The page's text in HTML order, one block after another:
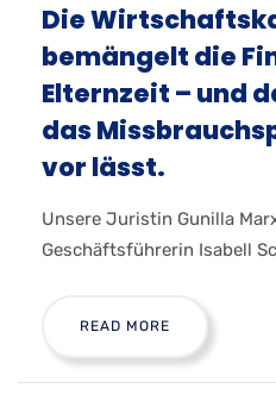
Die
bemängelt die
Elternzeit – und
das
vor lässt.
Unsere Juristin Gunilla
Geschäftsführerin Isabell
READ MORE